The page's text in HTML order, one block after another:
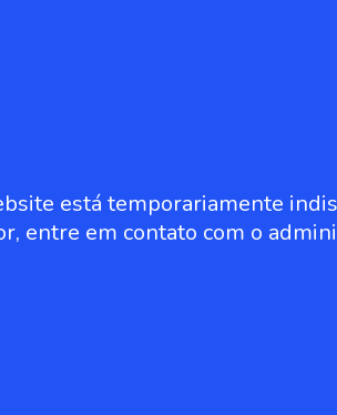
está temporariamente
entre em contato com o